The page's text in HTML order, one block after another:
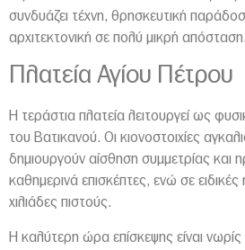
συνδυάζει τέχνη, θρησκευτική
αρχιτεκτονική σε πολύ μικρή απόσταση.
Πλατεία Αγίου Πέτρου
Η τεράστια πλατεία λειτουργεί ως
του Βατικανού. Οι κιονοστοιχίες
δημιουργούν αίσθηση συμμετρίας και
καθημερινά επισκέπτες, ενώ σε
χιλιάδες πιστούς.
Η καλύτερη ώρα επίσκεψης είναι νωρίς